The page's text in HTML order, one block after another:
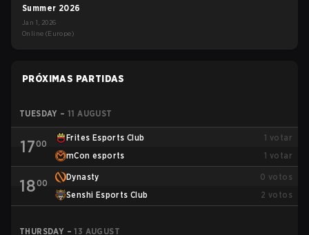
Summer 2026
Jan 1, 2026
Online (Europe)
PRÓXIMAS PARTIDAS
TUESDAY – 11 AUGUST
1700
Frites Esports Club 1 votar
mCon esports
1 votar
1800
Dynasty 0 votos
Senshi Esports Club
2 votos
THURSDAY – 13 AUGUST